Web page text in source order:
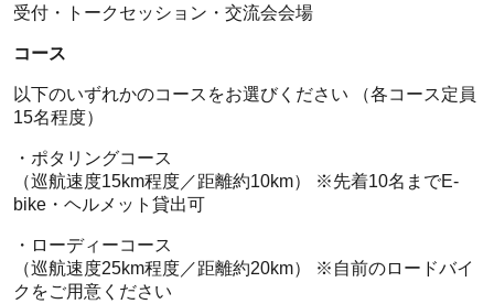
受付・トークセッション・交流会会場
コース
以下のいずれかのコースをお選びください （各コース定員
15名程度）
・ポタリングコース
（巡航速度15km程度／距離約10km） ※先着10名までE-
bike・ヘルメット貸出可
・ローディーコース
（巡航速度25km程度／距離約20km） ※自前のロードバイ
クをご用意ください